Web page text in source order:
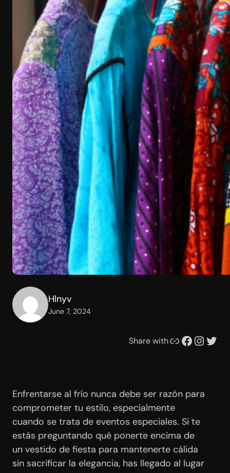
Hlnyv
June 7, 2024
Share withLink Facebook Instagram Twitter
Enfrentarse al frío nunca debe ser razón para
comprometer tu estilo, especialmente
cuando se trata de eventos especiales. Si te
estás preguntando qué ponerte encima de
un vestido de fiesta para mantenerte cálida
sin sacrificar la elegancia, has llegado al lugar